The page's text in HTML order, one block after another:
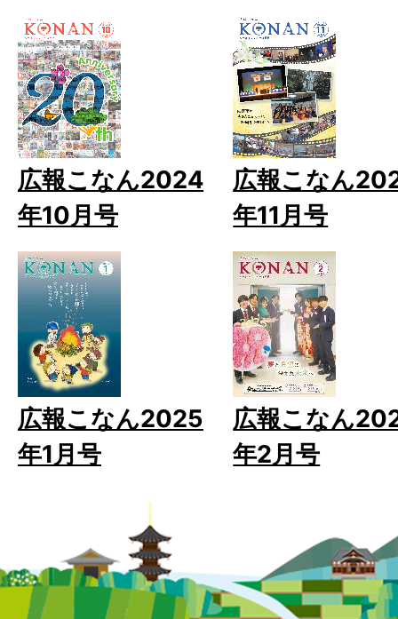
広報こなん2024
年10月号
広報こなん
年11月号
広報こなん2025
年1月号
広報こなん
年2月号